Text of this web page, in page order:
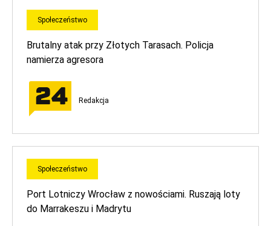
Społeczeństwo
Brutalny atak przy Złotych Tarasach. Policja
namierza agresora
Redakcja
Społeczeństwo
Port Lotniczy Wrocław z nowościami. Ruszają loty
do Marrakeszu i Madrytu